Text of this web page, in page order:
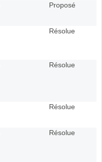
Proposé
Résolue
Résolue
Résolue
Résolue